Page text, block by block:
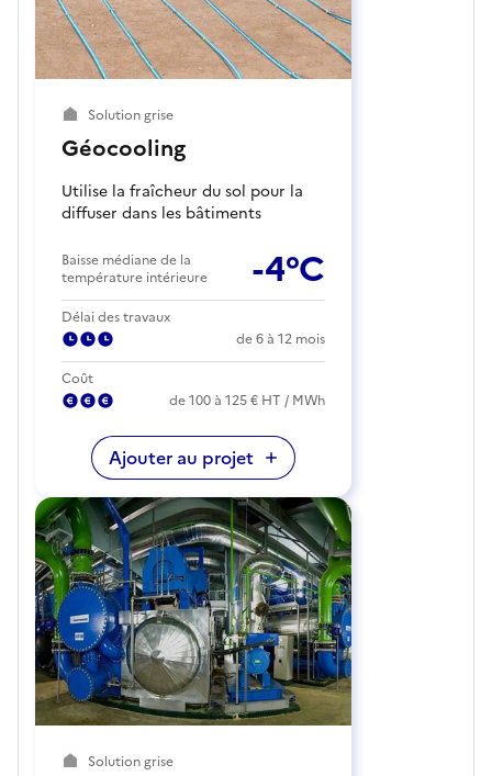
Solution grise
Géocooling
Utilise la fraîcheur du sol pour la
diffuser dans les bâtiments
Baisse médiane de la
température intérieure
-4°C
Délai des travaux
de 6 à 12 mois
Coût
de 100 à 125 € HT / MWh
Ajouter au projet
Solution grise